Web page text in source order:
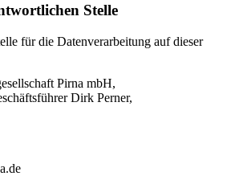
Stelle
für die Datenverarbeitung auf dieser
Pirna mbH,
Dirk Perner,